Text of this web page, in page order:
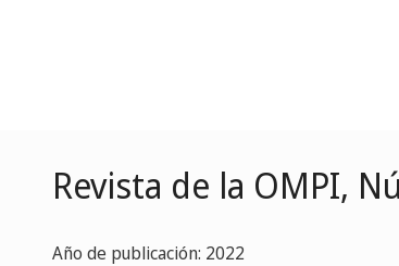
Revista de la OMPI,
Año de publicación: 2022